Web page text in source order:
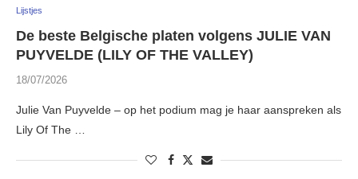
Lijstjes
De beste Belgische platen volgens JULIE VAN
PUYVELDE (LILY OF THE VALLEY)
18/07/2026
Julie Van Puyvelde – op het podium mag je haar aanspreken als
Lily Of The …